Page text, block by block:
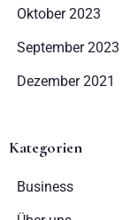
Oktober 2023
September 2023
Dezember 2021
Kategorien
Business